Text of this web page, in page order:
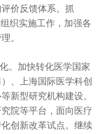
价反馈体系。抓
织实施工作，加强各
。
。加快转化医学国家
、上海国际医学科创
新型研究机构建设。
院等平台，面向医疗
创新改革试点。继续